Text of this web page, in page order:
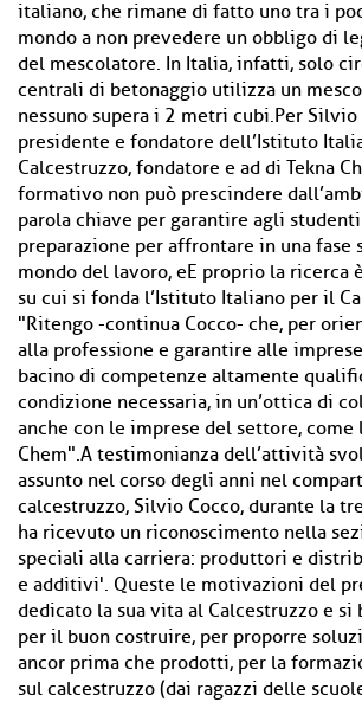
italiano, che rimane di fatto uno tra i
mondo a non prevedere un obbligo di
del mescolatore. In Italia, infatti, solo
centrali di betonaggio utilizza un
nessuno supera i 2 metri cubi.Per Silvio
presidente e fondatore dell’Istituto
Calcestruzzo, fondatore e ad di Tekna
formativo non può prescindere
parola chiave per garantire agli studenti
preparazione per affrontare in una fase
mondo del lavoro, eE proprio la ricerca
su cui si fonda l’Istituto Italiano per il
"Ritengo -continua Cocco- che, per
alla professione e garantire alle
bacino di competenze altamente
condizione necessaria, in un’ottica di
anche con le imprese del settore, come
Chem".A testimonianza dell’attività
assunto nel corso degli anni nel
calcestruzzo, Silvio Cocco, durante la
ha ricevuto un riconoscimento nella
speciali alla carriera: produttori e
e additivi'. Queste le motivazioni del
dedicato la sua vita al Calcestruzzo e si
per il buon costruire, per proporre
ancor prima che prodotti, per la
sul calcestruzzo (dai ragazzi delle